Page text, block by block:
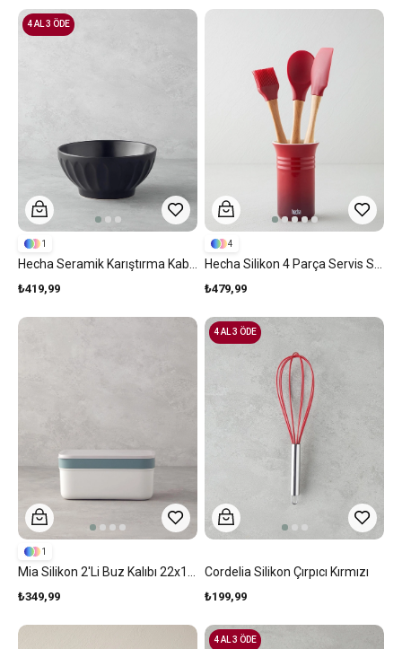
₺419,99
1
4 AL 3 ÖDE
₺479,99
4
₺349,99
1
Cordelia Silikon Çırpıcı Kırmızı
₺199,99
4 AL 3 ÖDE
4 AL 3 ÖDE